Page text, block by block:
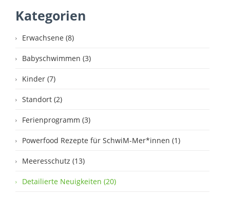
Kategorien
Erwachsene (8)
Babyschwimmen (3)
Kinder (7)
Standort (2)
Ferienprogramm (3)
Powerfood Rezepte für SchwiM-Mer*innen (1)
Meeresschutz (13)
Detailierte Neuigkeiten (20)